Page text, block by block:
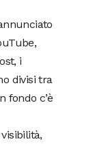
i
divisi tra
fondo c’è